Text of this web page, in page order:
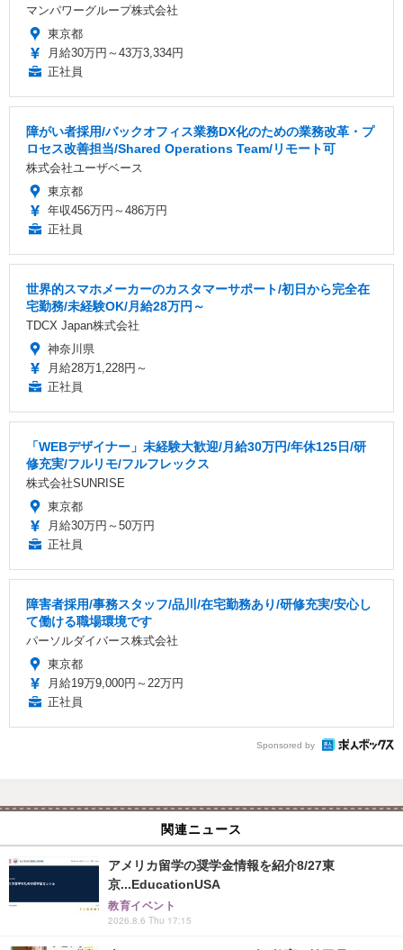
マンパワーグループ株式会社
東京都
月給30万円～43万3,334円
正社員
障がい者採用/バックオフィス業務DX化のための業務改革・プ
ロセス改善担当/Shared Operations Team/リモート可
株式会社ユーザベース
東京都
年収456万円～486万円
正社員
世界的スマホメーカーのカスタマーサポート/初日から完全在
宅勤務/未経験OK/月給28万円～
TDCX Japan株式会社
神奈川県
月給28万1,228円～
正社員
「WEBデザイナー」未経験大歓迎/月給30万円/年休125日/研
修充実/フルリモ/フルフレックス
株式会社SUNRISE
東京都
月給30万円～50万円
正社員
障害者採用/事務スタッフ/品川/在宅勤務あり/研修充実/安心し
て働ける職場環境です
パーソルダイバース株式会社
東京都
月給19万9,000円～22万円
正社員
Sponsored by
関連ニュース
アメリカ留学の奨学金情報を紹介8/27東
京...EducationUSA
教育イベント
2026.8.6 Thu 17:15